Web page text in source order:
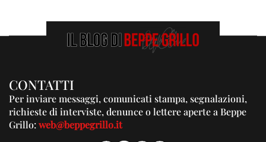
CONTATTI
Per inviare messaggi, comunicati stampa, segnalazioni,
richieste di interviste, denunce o lettere aperte a Beppe
Grillo:web@beppegrillo.it